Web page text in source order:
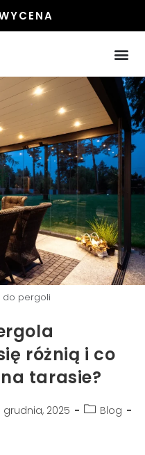
do pergoli
różnią i co
tarasie?
grudnia, 2025
Blog